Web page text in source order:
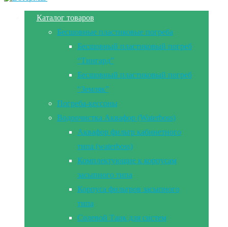
Каталог товаров
Бесшовные пластиковые погреба
Бесшовный пластиковый погреб
“Тингард”
Бесшовный пластиковый погреб
“Земляк”
Погреба-кессоны
Водоочистка Аквафор (Waterboss)
Аквафор фильтр кабинетного
типа (waterboss)
Комплектующие к корпусам
засыпного типа
Корпуса фильтров засыпного
типа
Солевой Танк для систем